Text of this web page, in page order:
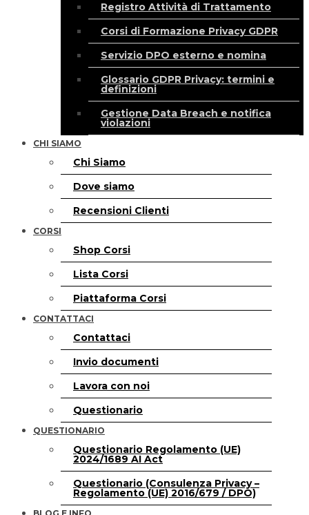
Registro Attività di Trattamento
Corsi di Formazione Privacy GDPR
Servizio DPO esterno e nomina
Glossario GDPR Privacy: termini e
definizioni
Gestione Data Breach e notifica
violazioni
CHI SIAMO
Chi Siamo
Dove siamo
Recensioni Clienti
CORSI
Shop Corsi
Lista Corsi
Piattaforma Corsi
CONTATTACI
Contattaci
Invio documenti
Lavora con noi
Questionario
QUESTIONARIO
Questionario Regolamento (UE)
2024/1689 AI Act
Questionario (Consulenza Privacy –
Regolamento (UE) 2016/679 / DPO)